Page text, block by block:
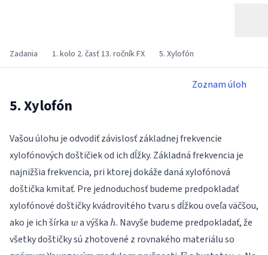
Zadania 1. kolo 2. časť 13. ročník FX 5. Xylofón
Zoznam úloh
5. Xylofón
Vašou úlohu je odvodiť závislosť základnej frekvencie
xylofónových doštičiek od ich dĺžky. Základná frekvencia je
najnižšia frekvencia, pri ktorej dokáže daná xylofónová
doštička kmitať. Pre jednoduchosť budeme predpokladať
xylofónové doštičky kvádrovitého tvaru s dĺžkou oveľa väčšou,
ako je ich šírka w
wa výška h
h. Navyše budeme predpokladať, že
všetky doštičky sú zhotovené z rovnakého materiálu so